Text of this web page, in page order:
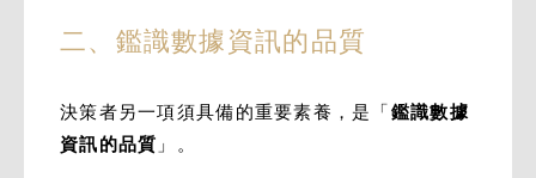
二、鑑識數據資訊的品質
決策者另一項須具備的重要素養，是「鑑識數據
資訊的品質 」。